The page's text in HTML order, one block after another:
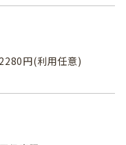
円(利用任意)